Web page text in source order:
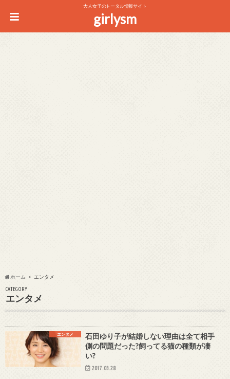
大人女子のトータル情報サイト
girlysm
ホーム エンタメ
CATEGORY
エンタメ
エンタメ
石田ゆり子が結婚しない理由は全て相手
側の問題だった?飼ってる猫の種類が凄
い?
2017.03.28